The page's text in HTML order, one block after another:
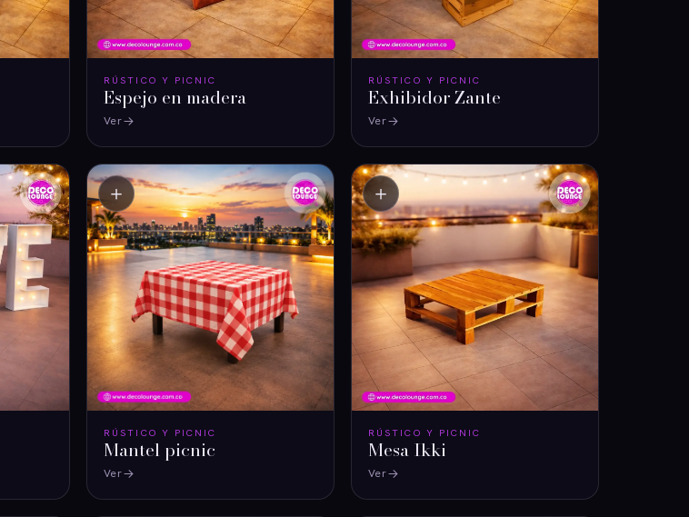
RÚSTICO Y PICNIC
Espejo en madera
Ver
RÚSTICO Y PICNIC
Exhibidor Zante
Ver
RÚSTICO Y PICNIC
Mantel picnic
Ver
＋
RÚSTICO Y PICNIC
Mesa Ikki
Ver
＋